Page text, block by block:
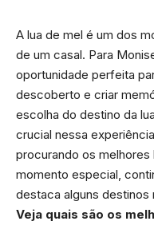
A lua de mel é um dos
de um casal. Para
oportunidade perfeita
descoberto e criar
escolha do destino da
crucial nessa
procurando os
momento especial,
destaca alguns destinos
Veja quais são os